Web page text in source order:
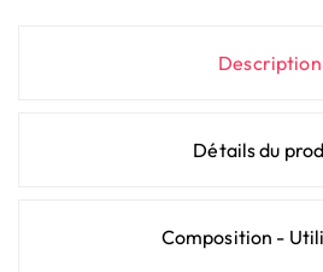
Description
Détails du
Composition -